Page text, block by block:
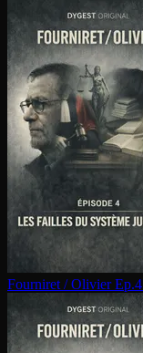
Fourniret / Olivier Ep.4